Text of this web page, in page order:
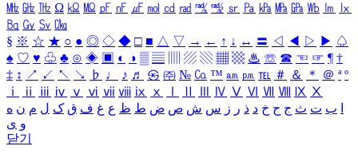
㎒ ㎓ ㎔ Ω ㏀ ㏁ ㎊ ㎋ ㎌ ㏖ ㏅ ㎭ ㎮ ㎯ ㏛ ㎩ ㎪ ㎫ ㎬ ㏝ ㏐
㏓
㏃ ㏉ ㏜ ㏆
§ ※ ☆ ★ ○ ● ◎ ◇ ◆ □ ■ △ ▽ → ← ↑ ↓ ↔ 〓 ◁ ◀ ▷ ▶ ♤
♠ ♡ ♥ ♧ ♣ ⊙ ◈ ▣ ◐ ◑ ▒ ▤ ▨ ▧ ▦ ▩ ♨ ☏ ☎ ☜ ☞ ¶ †
‡ ↕ ↗ ↙ ↖ ↘ ♭ ♩ ♪ ♬ ㉿ ㈜ № ㏇ ™ ㏂ ㏘ ℡ ＃ ＆ ＊ ＠ ª º
ⅰ
ⅱ ⅲ ⅳ ⅴ ⅵ ⅶ ⅷ ⅸ ⅹ Ⅳ Ⅴ Ⅵ Ⅶ Ⅷ Ⅸ Ⅹ
ب ت ث ج ح خ د ذ ر ز س ش ص ض ط ظ ع غ ف ق ک ل م ن ه
و ی
닫기